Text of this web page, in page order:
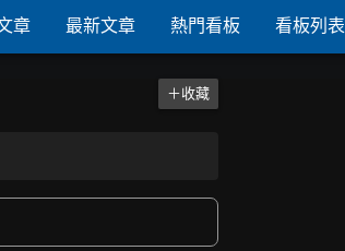
章 最新文章 熱門看板 看板列表
＋收藏